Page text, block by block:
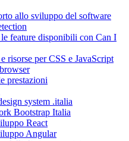
allo sviluppo del software
feature disponibili con Can I
risorse per CSS e JavaScript
prestazioni
system .italia
Bootstrap Italia
React
Angular